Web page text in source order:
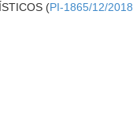
(PI-1865/12/2018